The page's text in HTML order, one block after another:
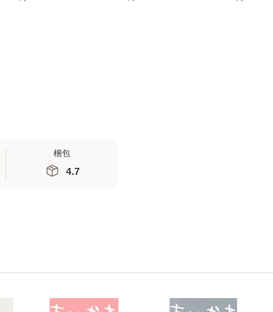
【メール便送料無料】
送料無料】
ミリヤ / [CD]【メール
梱包
4.7